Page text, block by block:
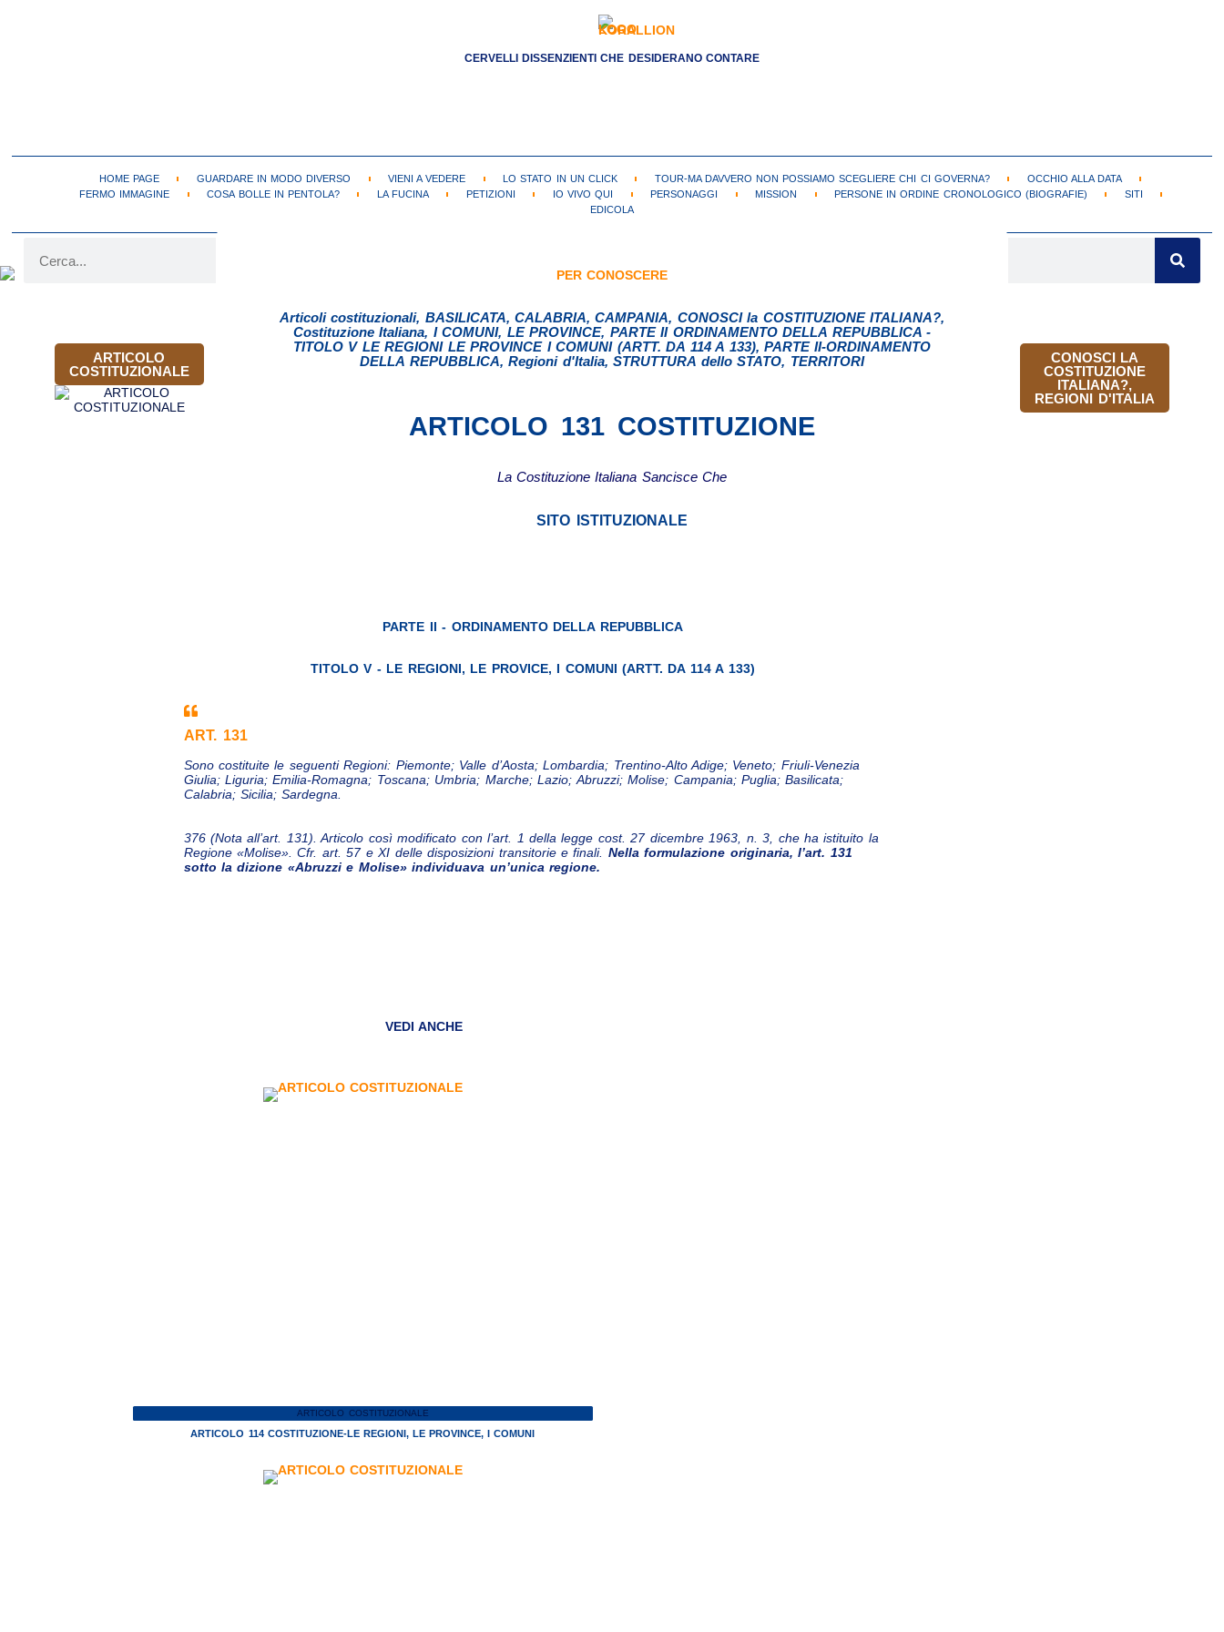
CERVELLI DISSENZIENTI CHE DESIDERANO CONTARE
HOME PAGE GUARDARE IN MODO DIVERSO VIENI A VEDERE LO STATO IN UN CLICK TOUR-MA DAVVERO NON POSSIAMO SCEGLIERE CHI CI GOVERNA?
OCCHIO ALLA DATA
FERMO IMMAGINE
COSA BOLLE IN PENTOLA? LA FUCINA PETIZIONI IO VIVO QUI PERSONAGGI MISSION PERSONE IN ORDINE CRONOLOGICO (BIOGRAFIE)
SITI
EDICOLA
ARTICOLO
COSTITUZIONALE
PER CONOSCERE
Articoli costituzionali, BASILICATA, CALABRIA,CAMPANIA, CONOSCI la COSTITUZIONE ITALIANA?,
Costituzione Italiana, I COMUNI, LE PROVINCE, PARTE II ORDINAMENTO DELLA REPUBBLICA -
TITOLO V LE REGIONI LE PROVINCE I COMUNI (ARTT. DA 114 A 133), PARTE II-ORDINAMENTO
DELLA REPUBBLICA,Regioni d'Italia,STRUTTURA dello STATO, TERRITORI
ARTICOLO 131 COSTITUZIONE
La Costituzione Italiana Sancisce Che
SITO ISTITUZIONALE
CONOSCI LA
COSTITUZIONE
ITALIANA?,
REGIONI D'ITALIA
PARTE II - ORDINAMENTO DELLA REPUBBLICA
TITOLO V - LE REGIONI, LE PROVICE, I COMUNI (ARTT. DA 114 A 133)
ART. 131
Sono costituite le seguenti Regioni: Piemonte; Valle d’Aosta; Lombardia; Trentino-Alto Adige; Veneto; Friuli-Venezia
Giulia; Liguria; Emilia-Romagna; Toscana; Umbria; Marche; Lazio; Abruzzi; Molise; Campania; Puglia; Basilicata;
Calabria; Sicilia; Sardegna.
376 (Nota all’art. 131). Articolo così modificato con l’art. 1 della legge cost. 27 dicembre 1963, n. 3, che ha istituito la
Regione «Molise». Cfr. art. 57 e XI delle disposizioni transitorie e finali. Nella formulazione originaria, l’art. 131
sotto la dizione «Abruzzi e Molise» individuava un’unica regione.
VEDI ANCHE
ARTICOLO COSTITUZIONALE
ARTICOLO 114 COSTITUZIONE-LE REGIONI, LE PROVINCE, I COMUNI